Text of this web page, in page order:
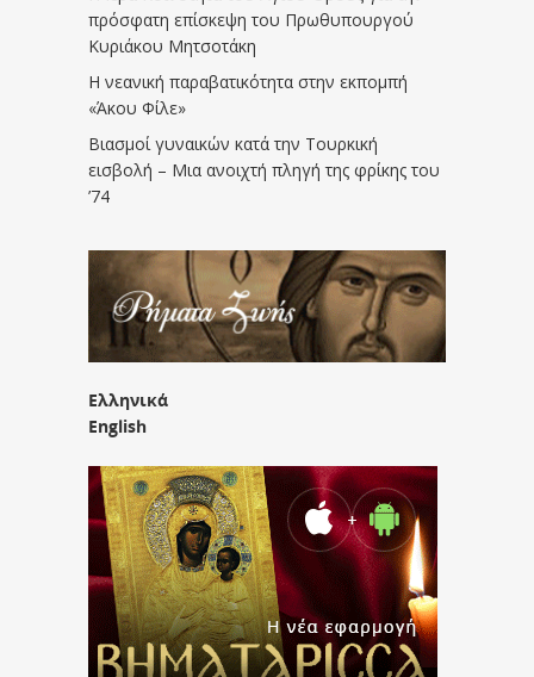
πρόσφατη επίσκεψη του Πρωθυπουργού
Κυριάκου Μητσοτάκη
Η νεανική παραβατικότητα στην εκπομπή
«Άκου Φίλε»
Βιασμοί γυναικών κατά την Τουρκική
εισβολή – Μια ανοιχτή πληγή της φρίκης του
’74
Ελληνικά
English